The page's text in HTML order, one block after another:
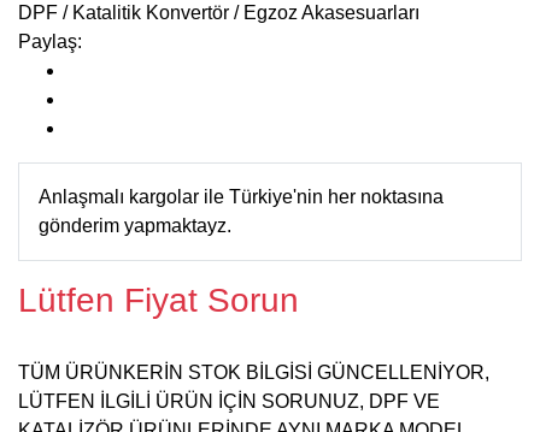
DPF / Katalitik Konvertör / Egzoz Akasesuarları
Paylaş:
Anlaşmalı kargolar ile Türkiye'nin her noktasına
gönderim yapmaktayz.
Lütfen Fiyat Sorun
TÜM ÜRÜNKERİN STOK BİLGİSİ GÜNCELLENİYOR,
LÜTFEN İLGİLİ ÜRÜN İÇİN SORUNUZ, DPF VE